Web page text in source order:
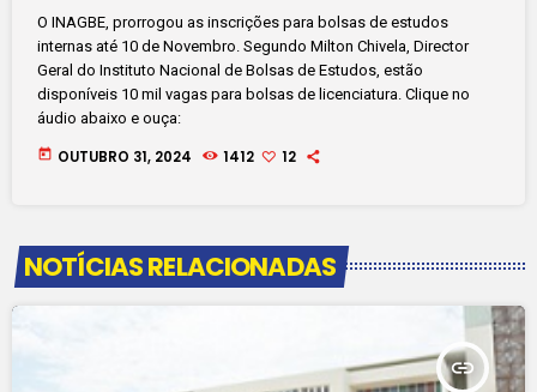
O INAGBE, prorrogou as inscrições para bolsas de estudos
internas até 10 de Novembro. Segundo Milton Chivela, Director
Geral do Instituto Nacional de Bolsas de Estudos, estão
disponíveis 10 mil vagas para bolsas de licenciatura. Clique no
áudio abaixo e ouça:
today OUTUBRO 31, 2024 1412 12
NOTÍCIAS RELACIONADAS
insert_link